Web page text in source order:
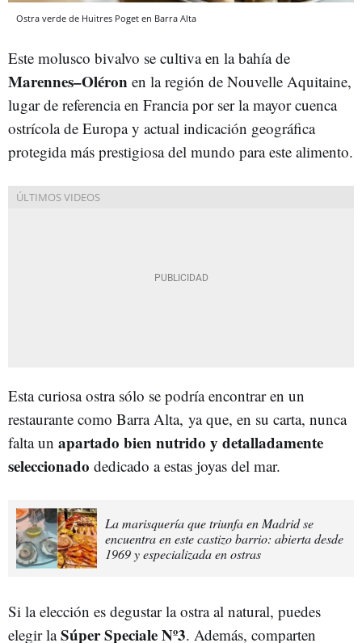
Ostra verde de Huitres Poget en Barra Alta
Este molusco bivalvo se cultiva en la bahía de
Marennes–Oléron en la región de Nouvelle Aquitaine,
lugar de referencia en Francia por ser la mayor cuenca
ostrícola de Europa y actual indicación geográfica
protegida más prestigiosa del mundo para este alimento.
Esta curiosa ostra sólo se podría encontrar en un
restaurante como Barra Alta, ya que, en su carta, nunca
falta un apartado bien nutrido y detalladamente
seleccionado dedicado a estas joyas del mar.
La marisquería que triunfa en Madrid se
encuentra en este castizo barrio: abierta desde
1969 y especializada en ostras
Si la elección es degustar la ostra al natural, puedes
elegir laSúper Speciale Nº3. Además, comparten